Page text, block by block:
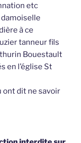
etc
à ce
tanneur fils
Bouestault
en l’église St
ont dit ne savoir